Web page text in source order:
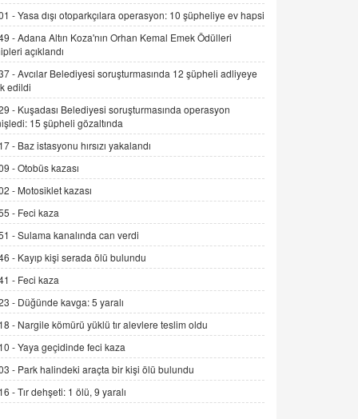
15.09.2025 16:17
SEHER EREK
Kış Ayları Geldi, Hangi Önlemler
Alınmalı?
İNCİ GÜL AKÖL
Trump Keşke Adana'yı da Ziyaret Etse...
06.07.2026 13:00
ADEM AKÖL
Esed Destekçilerinin Yüzüne Vurulan
Şamar: Sednaya
11.12.2024 12:30
DR. EKREM ASLAN
Gerçek Ne, Algı Ne? "Beraber
Yürüyoruz" Cümlesinin Peşinden
19.07.2025 12:45
GÖNÜL MENEKŞE
Şifacının Yolu
04.11.2025 12:56
-Yasa dışı otoparkçılara operasyon: 10 şüpheliye ev hapsi
-Adana Altın Koza'nın Orhan Kemal Emek Ödülleri
açıklandı
-Avcılar Belediyesi soruşturmasında 12 şüpheli adliyeye
edildi
- Kuşadası Belediyesi soruşturmasında operasyon
15 şüpheli gözaltında
- Baz istasyonu hırsızı yakalandı
-Otobüs kazası
- Motosiklet kazası
- Feci kaza
-Sulama kanalında can verdi
- Kayıp kişi serada ölü bulundu
- Feci kaza
- Düğünde kavga: 5 yaralı
- Nargile kömürü yüklü tır alevlere teslim oldu
-Yaya geçidinde feci kaza
- Park halindeki araçta bir kişi ölü bulundu
-Tır dehşeti: 1 ölü, 9 yaralı